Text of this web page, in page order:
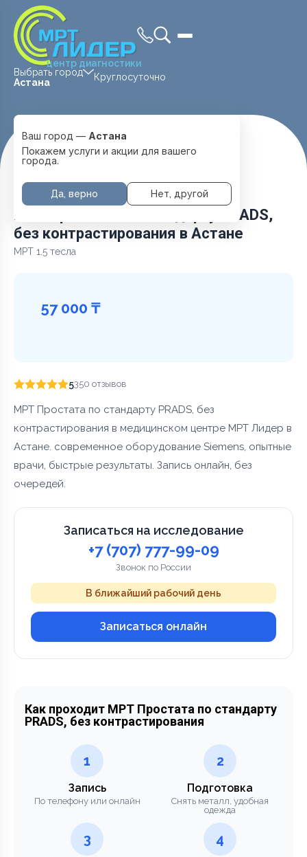
центр диагностики
Выбрать город
Астана
Круглосуточно
Ваш город — Астана
Покажем услуги и акции для вашего
города.
Да, верно Нет, другой
Главная Услуги и цены МРТ Малого таза
МРТ Простата по стандарту PRADS, без контрастирования
МРТ Простата по стандарту PRADS,
без контрастирования в Астане
МРТ 1.5 тесла
57 000 ₸
5350 отзывов
МРТ Простата по стандарту PRADS, без
контрастирования в медицинском центре МРТ Лидер в
Астане. современное оборудование Siemens, опытные
врачи, быстрые результаты. Запись онлайн, без
очередей.
Записаться на исследование
+7 (707) 777-99-09
Звонок по России
В ближайший рабочий день
Записаться онлайн
Как проходит МРТ Простата по стандарту
PRADS, без контрастирования
1
Запись
По телефону или онлайн
2
Подготовка
Снять металл, удобная
одежда
3 4